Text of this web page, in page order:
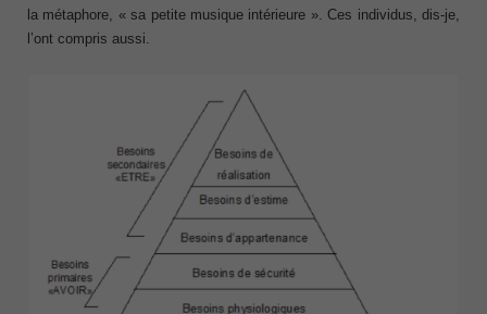
la métaphore, « sa petite musique intérieure ». Ces individus, dis-je,
l’ont compris aussi.